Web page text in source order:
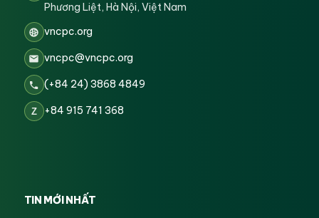
Phương Liệt, Hà Nội, Việt Nam
vncpc.org
vncpc@vncpc.org
(+84 24) 3868 4849
Z +84 915 741 368
TIN MỚI NHẤT